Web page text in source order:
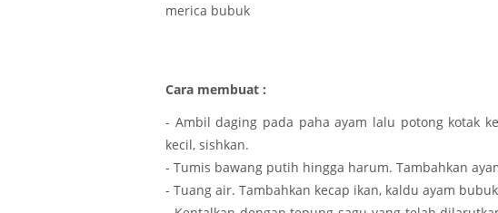
merica bubuk
Cara membuat :
- Ambil daging pada paha ayam lalu potong kotak
kecil, sishkan.
- Tumis bawang putih hingga harum. Tambahkan
- Tuang air. Tambahkan kecap ikan, kaldu ayam